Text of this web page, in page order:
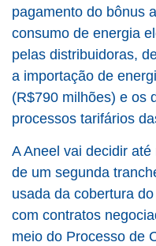
pagamento do bônus
consumo de energia
pelas distribuidoras,
a importação de
(R$790 milhões) e os
processos tarifários
A Aneel vai decidir
de um segunda
usada da cobertura
com contratos
meio do Processo de